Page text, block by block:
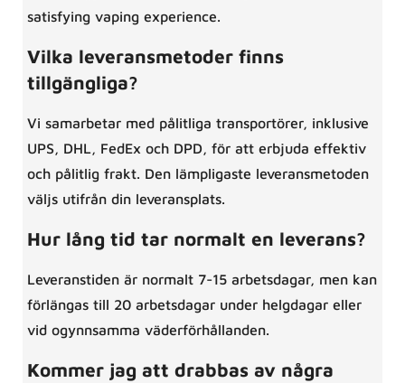
satisfying vaping experience.
Vilka leveransmetoder finns
tillgängliga?
Vi samarbetar med pålitliga transportörer, inklusive
UPS, DHL, FedEx och DPD, för att erbjuda effektiv
och pålitlig frakt. Den lämpligaste leveransmetoden
väljs utifrån din leveransplats.
Hur lång tid tar normalt en leverans?
Leveranstiden är normalt 7-15 arbetsdagar, men kan
förlängas till 20 arbetsdagar under helgdagar eller
vid ogynnsamma väderförhållanden.
Kommer jag att drabbas av några